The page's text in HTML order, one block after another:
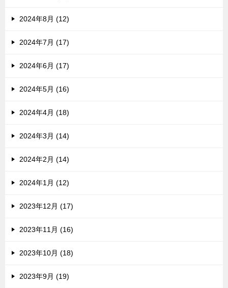
2024年8月 (12)
2024年7月 (17)
2024年6月 (17)
2024年5月 (16)
2024年4月 (18)
2024年3月 (14)
2024年2月 (14)
2024年1月 (12)
2023年12月 (17)
2023年11月 (16)
2023年10月 (18)
2023年9月 (19)